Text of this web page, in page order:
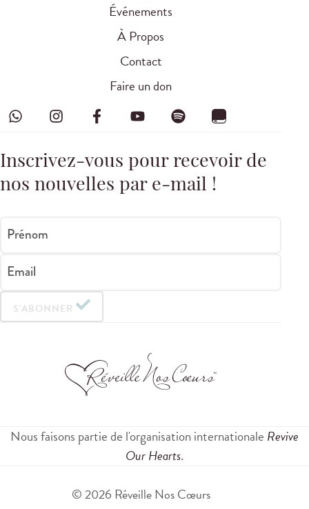
Événements
À Propos
Contact
Faire un don
Inscrivez-vous pour recevoir de
nos nouvelles par e-mail !
Prénom
Email
S'ABONNER
Nous faisons partie de l'organisation internationale Revive
Our Hearts.
© 2026 Réveille Nos Cœurs